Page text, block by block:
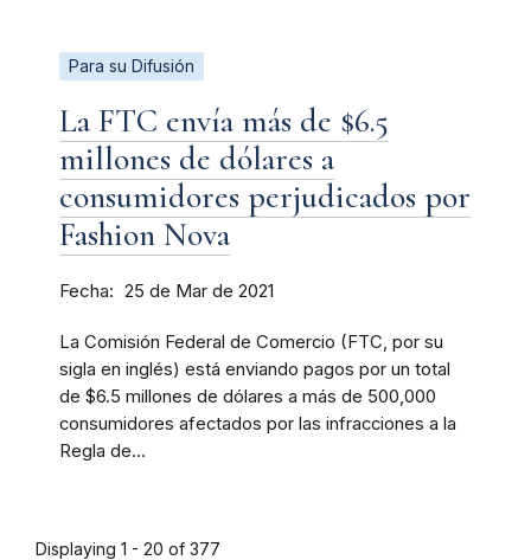
Para su Difusión
La FTC envía más de $6.5
millones de dólares a
consumidores perjudicados por
Fashion Nova
Fecha 25 de Mar de 2021
La Comisión Federal de Comercio (FTC, por su
sigla en inglés) está enviando pagos por un total
de $6.5 millones de dólares a más de 500,000
consumidores afectados por las infracciones a la
Regla de...
Displaying 1 - 20 of 377